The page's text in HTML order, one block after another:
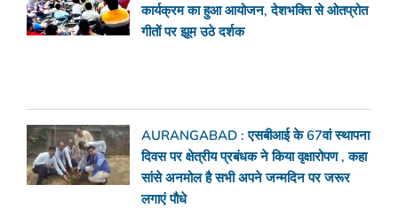
कार्यक्रम का हुआ आयोजन, देशभक्ति से ओतप्रोत
गीतों पर झूम उठे दर्शक
AURANGABAD : एसबीआई के 67वां स्थापना
दिवस पर क्षेत्रीय प्रबंधक ने किया वृक्षारोपण , कहा
सांसे अनमोल है सभी अपने जन्मदिन पर जरूर
लगाएं पौधे